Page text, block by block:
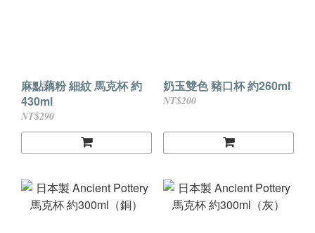
麻點藕粉 細紋 馬克杯 約
430ml
NT$290
奶玉雙色 豬口杯 約260ml
NT$200